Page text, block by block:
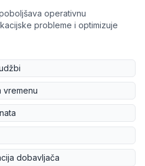
operativnu
probleme i optimizuje
vremenu
dobavljača